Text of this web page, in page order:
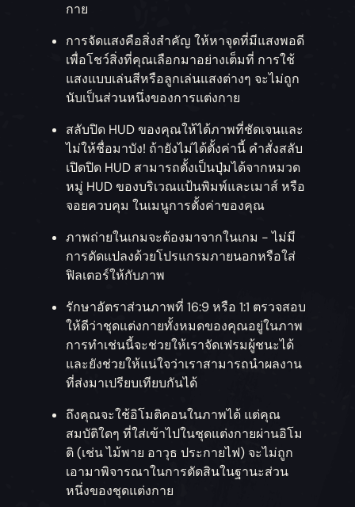
กาย
การจัดแสงคือสิ่งสำคัญ ให้หาจุดที่มีแสงพอดี
เพื่อโชว์สิ่งที่คุณเลือกมาอย่างเต็มที่ การใช้
แสงแบบเล่นสีหรือลูกเล่นแสงต่างๆ จะไม่ถูก
นับเป็นส่วนหนึ่งของการแต่งกาย
สลับปิด HUD ของคุณให้ได้ภาพที่ชัดเจนและ
ไม่ให้ชื่อมาบัง! ถ้ายังไม่ได้ตั้งค่านี้ คำสั่งสลับ
เปิดปิด HUD สามารถตั้งเป็นปุ่มได้จากหมวด
หมู่ HUD ของบริเวณแป้นพิมพ์และเมาส์ หรือ
จอยควบคุม ในเมนูการตั้งค่าของคุณ
ภาพถ่ายในเกมจะต้องมาจากในเกม - ไม่มี
การดัดแปลงด้วยโปรแกรมภายนอกหรือใส่
ฟิลเตอร์ให้กับภาพ
รักษาอัตราส่วนภาพที่ 16:9 หรือ 1:1 ตรวจสอบ
ให้ดีว่าชุดแต่งกายทั้งหมดของคุณอยู่ในภาพ
การทำเช่นนี้จะช่วยให้เราจัดเฟรมผู้ชนะได้
และยังช่วยให้แน่ใจว่าเราสามารถนำผลงาน
ที่ส่งมาเปรียบเทียบกันได้
ถึงคุณจะใช้อิโมติคอนในภาพได้ แต่คุณ
สมบัติใดๆ ที่ใส่เข้าไปในชุดแต่งกายผ่านอิโม
ติ (เช่น ไม้พาย อาวุธ ประกายไฟ) จะไม่ถูก
เอามาพิจารณาในการตัดสินในฐานะส่วน
หนึ่งของชุดแต่งกาย